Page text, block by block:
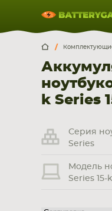
Москва
г. Москва, ул.
5 мин. ходьбы от
+7 495 414
9:00-21:00
смартфона, планшета
k Series
Серия
Series
Модель
Series 15-